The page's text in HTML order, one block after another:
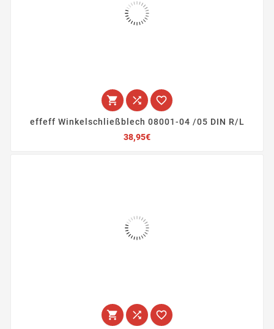
  
effeff Winkelschließblech 08001-04 /05 DIN R/L
38,95€Preis
  